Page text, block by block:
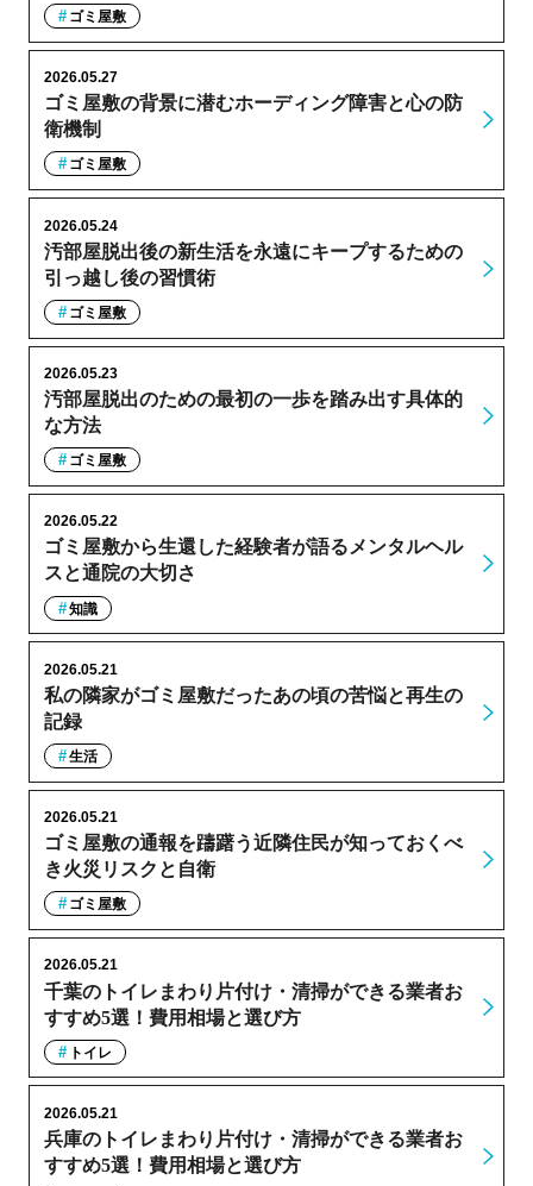
ゴミ屋敷
ゴミ屋敷の背景に潜むホーディング障害と心の防
衛機制
2026.05.27
ゴミ屋敷
汚部屋脱出後の新生活を永遠にキープするための
引っ越し後の習慣術
2026.05.24
ゴミ屋敷
汚部屋脱出のための最初の一歩を踏み出す具体的
な方法
2026.05.23
ゴミ屋敷
ゴミ屋敷から生還した経験者が語るメンタルヘル
スと通院の大切さ
2026.05.22
知識
私の隣家がゴミ屋敷だったあの頃の苦悩と再生の
記録
2026.05.21
生活
ゴミ屋敷の通報を躊躇う近隣住民が知っておくべ
き火災リスクと自衛
2026.05.21
ゴミ屋敷
千葉のトイレまわり片付け・清掃ができる業者お
すすめ5選！費用相場と選び方
2026.05.21
トイレ
兵庫のトイレまわり片付け・清掃ができる業者お
すすめ5選！費用相場と選び方
2026.05.21